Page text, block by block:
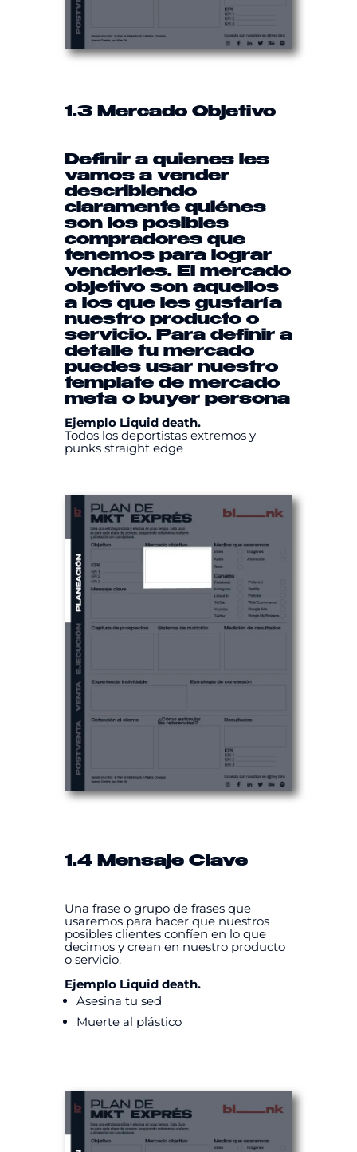
1.3 Mercado Objetivo
Definir a quienes les
vamos a vender
describiendo
claramente quiénes
son los posibles
compradores que
tenemos para lograr
venderles. El mercado
objetivo son aquellos
a los que les gustaría
nuestro producto o
servicio. Para definir a
detalle tu mercado
puedes usar nuestro
templatede mercado
metao buyer persona
Ejemplo Liquid death.
Todos los deportistas extremos y
punks straight edge
1.4 Mensaje Clave
Una frase o grupo de frases que
usaremos para hacer que nuestros
posibles clientes confíen en lo que
decimos y crean en nuestro producto
o servicio.
Ejemplo Liquid death.
Asesina tu sed
Muerte al plástico